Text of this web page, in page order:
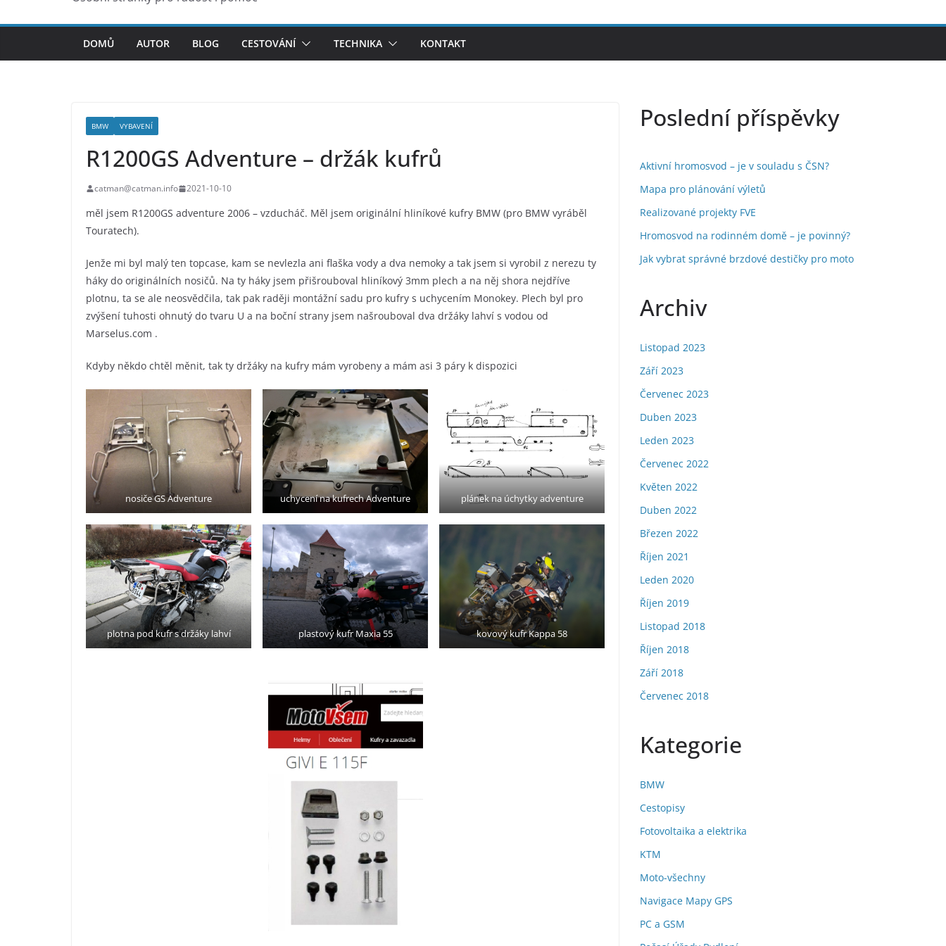
DOMŮ AUTOR BLOG CESTOVÁNÍ TECHNIKA KONTAKT
BMW VYBAVENÍ
R1200GS Adventure – držák kufrů
catman@catman.info 2021-10-10
měl jsem R1200GS adventure 2006 – vzducháč. Měl jsem originální hliníkové kufry BMW (pro BMW vyráběl
Touratech).
Jenže mi byl malý ten topcase, kam se nevlezla ani flaška vody a dva nemoky a tak jsem si vyrobil z nerezu ty
háky do originálních nosičů. Na ty háky jsem přišrouboval hliníkový 3mm plech a na něj shora nejdříve
plotnu, ta se ale neosvědčila, tak pak raději montážní sadu pro kufry s uchycením Monokey. Plech byl pro
zvýšení tuhosti ohnutý do tvaru U a na boční strany jsem našrouboval dva držáky lahví s vodou od
Marselus.com .
Kdyby někdo chtěl měnit, tak ty držáky na kufry mám vyrobeny a mám asi 3 páry k dispozici
nosiče GS Adventure uchycení na kufrech Adventure plánek na úchytky adventure
plotna pod kufr s držáky lahví plastový kufr Maxia 55 kovový kufr Kappa 58
Poslední příspěvky
Aktivní hromosvod – je v souladu s ČSN?
Mapa pro plánování výletů
Realizované projekty FVE
Hromosvod na rodinném domě – je povinný?
Jak vybrat správné brzdové destičky pro moto
Archiv
Listopad 2023
Září 2023
Červenec 2023
Duben 2023
Leden 2023
Červenec 2022
Květen 2022
Duben 2022
Březen 2022
Říjen 2021
Leden 2020
Říjen 2019
Listopad 2018
Říjen 2018
Září 2018
Červenec 2018
Kategorie
BMW
Cestopisy
Fotovoltaika a elektrika
KTM
Moto-všechny
Navigace Mapy GPS
PC a GSM